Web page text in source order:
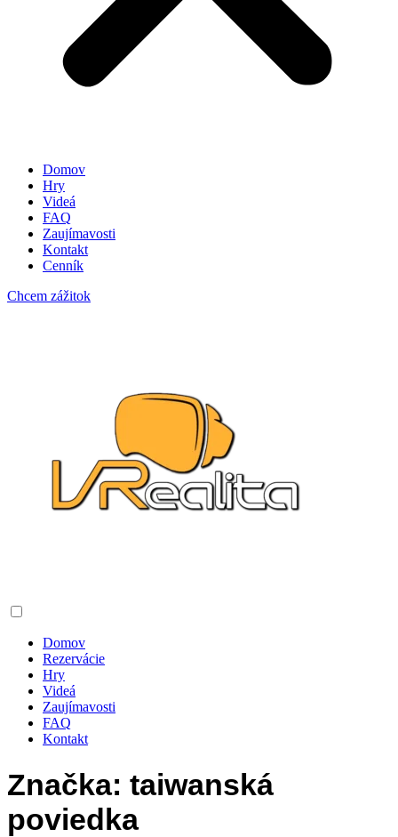
Domov
Hry
Videá
FAQ
Zaujímavosti
Kontakt
Cenník
Chcem zážitok
Domov
Rezervácie
Hry
Videá
Zaujímavosti
FAQ
Kontakt
Značka: taiwanská
poviedka